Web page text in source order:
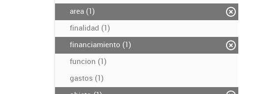
area (1)
finalidad (1)
financiamiento (1)
funcion (1)
gastos (1)